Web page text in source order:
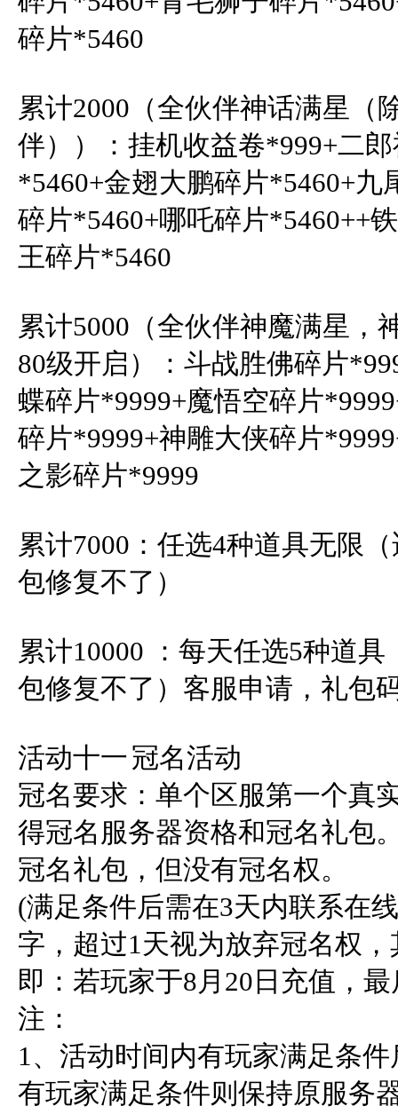
碎片*5460
累计2000（全伙伴神话满星（
伴））：挂机收益卷*999+二
*5460+金翅大鹏碎片*5460+九
碎片*5460+哪吒碎片*5460++
王碎片*5460
累计5000（全伙伴神魔满星，
80级开启）：斗战胜佛碎片
蝶碎片*9999+魔悟空碎片
碎片*9999+神雕大侠碎片
之影碎片*9999
累计7000：任选4种道具无限
包修复不了）
累计10000 ：每天任选5种道
包修复不了）客服申请，礼包
活动十一	冠名活动
冠名要求：单个区服第一个真
得冠名服务器资格和冠名礼包
冠名礼包，但没有冠名权。
(满足条件后需在3天内联系在
字，超过1天视为放弃冠名权
即：若玩家于8月20日充值，
注：
1、活动时间内有玩家满足条
有玩家满足条件则保持原服务